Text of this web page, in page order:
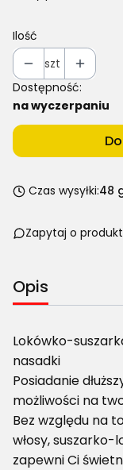
Ilość
szt
Dostępność:
na wyczerpaniu
Czas wysyłki:48
Zapytaj o produkt
Opis
Lokówko-
nasadki
Posiadanie
możliwości na
Bez względu na
włosy, suszarko-
zapewni Ci